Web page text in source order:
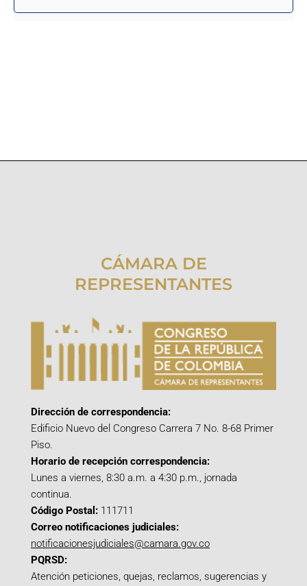
CÁMARA DE
REPRESENTANTES
Dirección de correspondencia:
Edificio Nuevo del Congreso Carrera 7 No. 8-68 Primer
Piso.
Horario de recepción correspondencia:
Lunes a viernes, 8:30 a.m. a 4:30 p.m., jornada
continua.
Código Postal: 111711
Correo notificaciones judiciales:
notificacionesjudiciales@camara.gov.co
PQRSD:
Atención peticiones, quejas, reclamos, sugerencias y